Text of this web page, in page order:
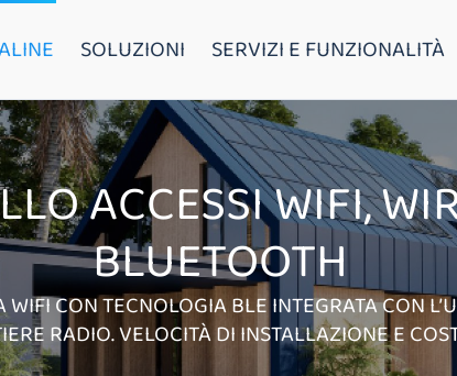
SOLUZIONI SERVIZI E FUNZIONALITÀ
ACCESSI WIFI,
BLUETOOTH
CON TECNOLOGIA BLE INTEGRATA CON
RADIO. VELOCITÀ DI INSTALLAZIONE E